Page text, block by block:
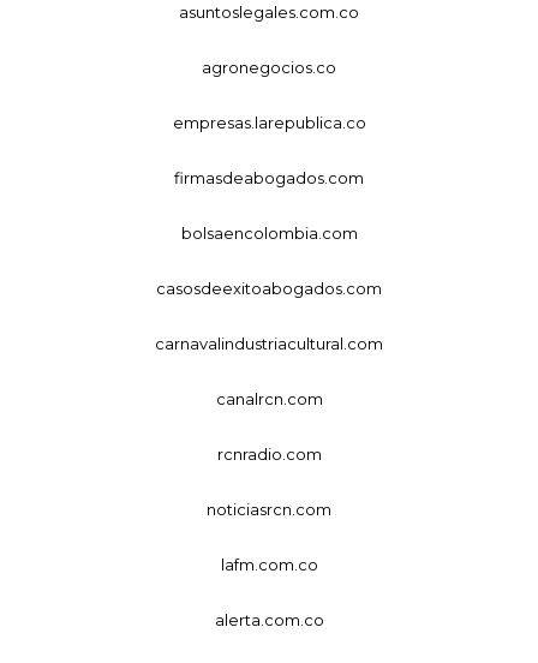
asuntoslegales.com.co
agronegocios.co
empresas.larepublica.co
firmasdeabogados.com
bolsaencolombia.com
casosdeexitoabogados.com
carnavalindustriacultural.com
canalrcn.com
rcnradio.com
noticiasrcn.com
lafm.com.co
alerta.com.co